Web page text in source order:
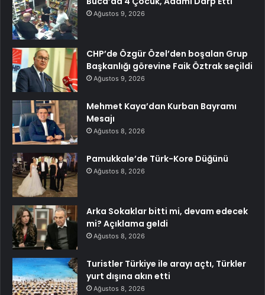
Ağustos 9, 2026
CHP’de Özgür Özel’den boşalan Grup
Başkanlığı görevine Faik Öztrak seçildi
Ağustos 9, 2026
Mehmet Kaya’dan Kurban Bayramı
Mesajı
Ağustos 8, 2026
Pamukkale’de Türk-Kore Düğünü
Ağustos 8, 2026
Arka Sokaklar bitti mi, devam edecek
mi? Açıklama geldi
Ağustos 8, 2026
Turistler Türkiye ile arayı açtı, Türkler
yurt dışına akın etti
Ağustos 8, 2026